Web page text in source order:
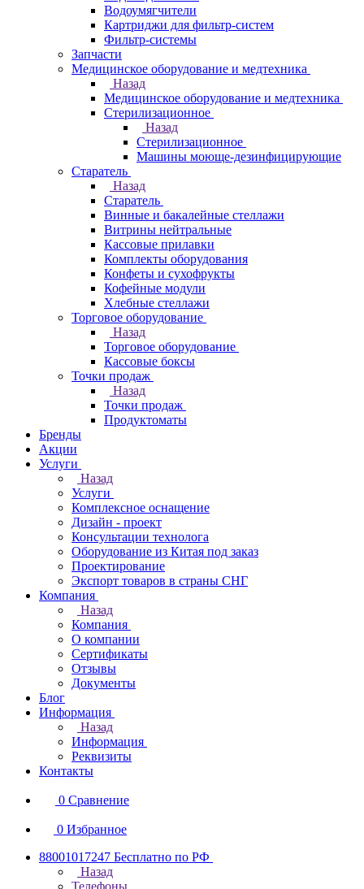
Водоумягчители
Картриджи для фильтр-систем
Фильтр-системы
Запчасти
Медицинское оборудование и медтехника
Назад
Медицинское оборудование и медтехника
Стерилизационное
Назад
Стерилизационное
Машины моюще-дезинфицирующие
Старатель
Назад
Старатель
Винные и бакалейные стеллажи
Витрины нейтральные
Кассовые прилавки
Комплекты оборудования
Конфеты и сухофрукты
Кофейные модули
Хлебные стеллажи
Торговое оборудование
Назад
Торговое оборудование
Кассовые боксы
Точки продаж
Назад
Точки продаж
Продуктоматы
Бренды
Акции
Услуги
Назад
Услуги
Комплексное оснащение
Дизайн - проект
Консультации технолога
Оборудование из Китая под заказ
Проектирование
Экспорт товаров в страны СНГ
Компания
Назад
Компания
О компании
Сертификаты
Отзывы
Документы
Блог
Информация
Назад
Информация
Реквизиты
Контакты
0 Сравнение
0 Избранное
88001017247 Бесплатно по РФ
Назад
Телефоны